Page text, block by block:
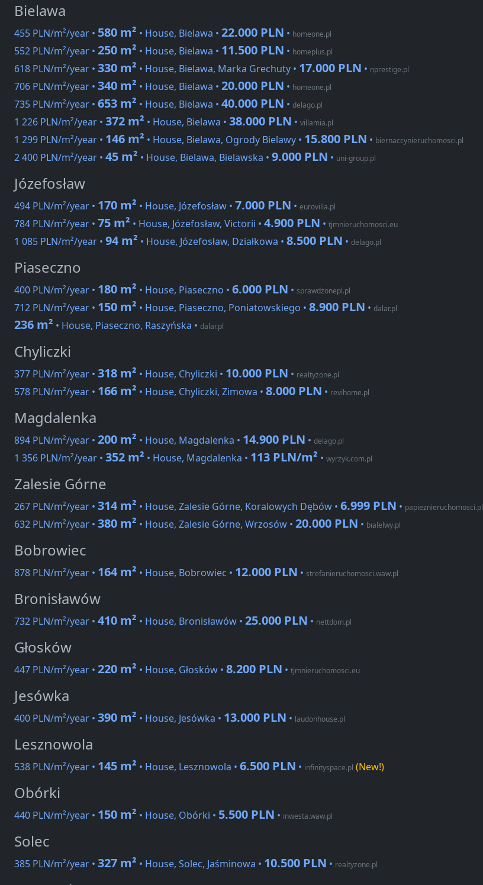
Bielawa
455 PLN/m²/year • 580 m² • House, Bielawa • 22.000 PLN • homeone.pl
552 PLN/m²/year • 250 m² • House, Bielawa • 11.500 PLN • homeplus.pl
618 PLN/m²/year • 330 m² • House, Bielawa, Marka Grechuty • 17.000 PLN • nprestige.pl
706 PLN/m²/year • 340 m² • House, Bielawa • 20.000 PLN • homeone.pl
735 PLN/m²/year • 653 m² • House, Bielawa • 40.000 PLN • delago.pl
1 226 PLN/m²/year • 372 m² • House, Bielawa • 38.000 PLN • villamia.pl
1 299 PLN/m²/year • 146 m² • House, Bielawa, Ogrody Bielawy • 15.800 PLN • biernaccynieruchomosci.pl
2 400 PLN/m²/year • 45 m² • House, Bielawa, Bielawska • 9.000 PLN • uni-group.pl
Józefosław
494 PLN/m²/year • 170 m² • House, Józefosław • 7.000 PLN • eurovilla.pl
784 PLN/m²/year • 75 m² • House, Józefosław, Victorii • 4.900 PLN • tjmnieruchomosci.eu
1 085 PLN/m²/year • 94 m² • House, Józefosław, Działkowa • 8.500 PLN • delago.pl
Piaseczno
400 PLN/m²/year • 180 m² • House, Piaseczno • 6.000 PLN • sprawdzonepl.pl
712 PLN/m²/year • 150 m² • House, Piaseczno, Poniatowskiego • 8.900 PLN • dalar.pl
236 m² • House, Piaseczno, Raszyńska • dalar.pl
Chyliczki
377 PLN/m²/year • 318 m² • House, Chyliczki • 10.000 PLN • realtyzone.pl
578 PLN/m²/year • 166 m² • House, Chyliczki, Zimowa • 8.000 PLN • revihome.pl
Magdalenka
894 PLN/m²/year • 200 m² • House, Magdalenka • 14.900 PLN • delago.pl
1 356 PLN/m²/year • 352 m² • House, Magdalenka • 113 PLN/m² • wyrzyk.com.pl
Zalesie Górne
267 PLN/m²/year • 314 m² • House, Zalesie Górne, Koralowych Dębów • 6.999 PLN • papieznieruchomosci.pl
632 PLN/m²/year • 380 m² • House, Zalesie Górne, Wrzosów • 20.000 PLN • bialelwy.pl
Bobrowiec
878 PLN/m²/year • 164 m² • House, Bobrowiec • 12.000 PLN • strefanieruchomosci.waw.pl
Bronisławów
732 PLN/m²/year • 410 m² • House, Bronisławów • 25.000 PLN • nettdom.pl
Głosków
447 PLN/m²/year • 220 m² • House, Głosków • 8.200 PLN • tjmnieruchomosci.eu
Jesówka
400 PLN/m²/year • 390 m² • House, Jesówka • 13.000 PLN • laudonhouse.pl
Lesznowola
538 PLN/m²/year • 145 m² • House, Lesznowola • 6.500 PLN • infinityspace.pl (New!)
Obórki
440 PLN/m²/year • 150 m² • House, Obórki • 5.500 PLN • inwesta.waw.pl
Solec
385 PLN/m²/year • 327 m² • House, Solec, Jaśminowa • 10.500 PLN • realtyzone.pl